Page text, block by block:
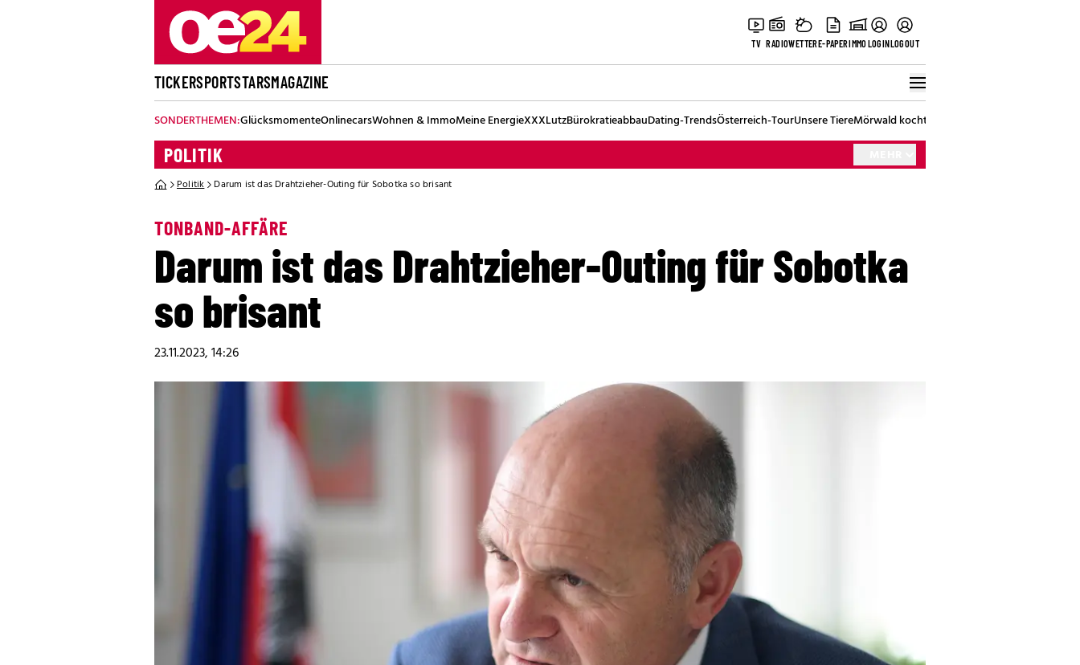
TV RADIOWETTERE-PAPERIMMOLOGINLOGOUT
TICKERSPORTSTARSMAGAZINE
SONDERTHEMEN:GlücksmomenteOnlinecarsWohnen & ImmoMeine EnergieXXXLutzBürokratieabbauDating-TrendsÖsterreich-TourUnsere TiereMörwald kocht
POLITIK
Politik Darum ist das Drahtzieher-Outing für Sobotka so brisant
TONBAND-AFFÄRE
Darum ist das Drahtzieher-Outing für Sobotka
so brisant
23.11.2023, 14:26